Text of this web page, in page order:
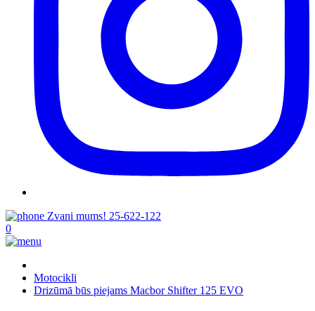
Zvani mums! 25-622-122
0
Motocikli
Drizūmā būs piejams Macbor Shifter 125 EVO